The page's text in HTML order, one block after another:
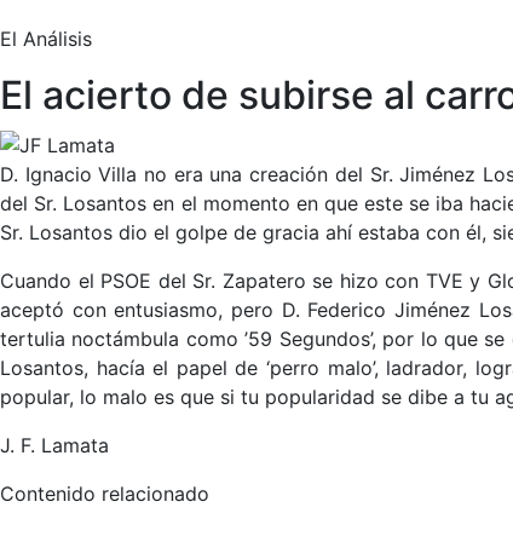
El Análisis
El acierto de subirse al
D. Ignacio Villa no era una creación del Sr. Jiménez
del Sr. Losantos en el momento en que este se iba
Sr. Losantos dio el golpe de gracia ahí estaba con él,
Cuando el PSOE del Sr. Zapatero se hizo con TVE y
aceptó con entusiasmo, pero D. Federico Jiménez
tertulia noctámbula como ’59 Segundos’, por lo que
Losantos, hacía el papel de ‘perro malo’, ladrador,
popular, lo malo es que si tu popularidad se dibe a tu
J. F. Lamata
Contenido relacionado